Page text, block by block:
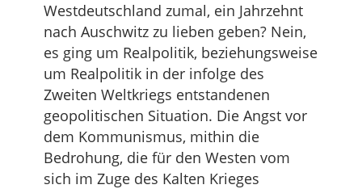
Westdeutschland zumal, ein Jahrzehnt
nach Auschwitz zu lieben geben? Nein,
es ging um Realpolitik, beziehungsweise
um Realpolitik in der infolge des
Zweiten Weltkriegs entstandenen
geopolitischen Situation. Die Angst vor
dem Kommunismus, mithin die
Bedrohung, die für den Westen vom
sich im Zuge des Kalten Krieges